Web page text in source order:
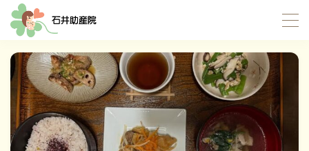
MENU
TOP
当院について